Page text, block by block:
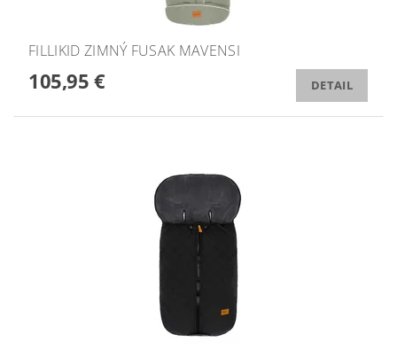
FILLIKID ZIMNÝ FUSAK MAVENSI
105,95 € DETAIL